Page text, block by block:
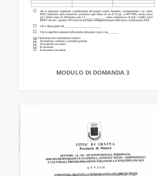
MODULO DI DOMANDA 3